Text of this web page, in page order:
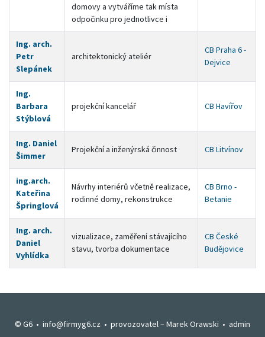
domovy a vytváříme tak místa
odpočinku pro jednotlivce i
Ing. arch.
Petr
Slepánek
architektonický ateliér
CB Praha 6 -
Dejvice
Ing.
Barbara
Stýblová
projekční kancelář CB Havířov
Ing. Daniel
Šimmer
Projekční a inženýrská činnost CB Litvínov
ing.arch.
Kateřina
Špringlová
Návrhy interiérů včetně realizace,
rodinné domy, rekonstrukce
CB Brno -
Betanie
Ing. arch.
Daniel
Vyhlídka
vizualizace, zaměření stávajícího
stavu, tvorba dokumentace
CB České
Budějovice
© G6 • info@firmyg6.cz • provozovatel –Marek Orawski • admin